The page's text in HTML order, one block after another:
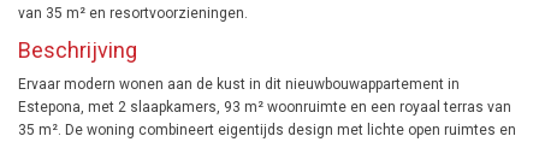
van 35 m² en resortvoorzieningen.
Beschrijving
Ervaar modern wonen aan de kust in dit nieuwbouwappartement in
Estepona, met 2 slaapkamers, 93 m² woonruimte en een royaal terras van
35 m². De woning combineert eigentijds design met lichte open ruimtes en